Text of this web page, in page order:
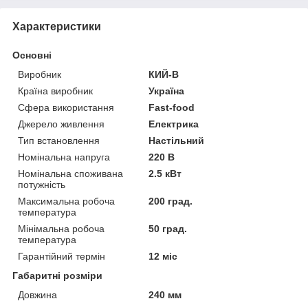
Характеристики
Основні
Виробник
КИЙ-В
Країна виробник
Україна
Сфера використання
Fast-food
Джерело живлення
Електрика
Тип встановлення
Настільний
Номінальна напруга
220 В
Номінальна споживана
потужність
2.5 кВт
Максимальна робоча
температура
200 град.
Мінімальна робоча
температура
50 град.
Гарантійний термін
12 міс
Габаритні розміри
Довжина
240 мм